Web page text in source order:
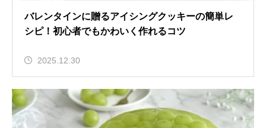
バレンタインに贈るアイシングクッキーの簡単レ
シピ！初心者でもかわいく作れるコツ
2025.12.30